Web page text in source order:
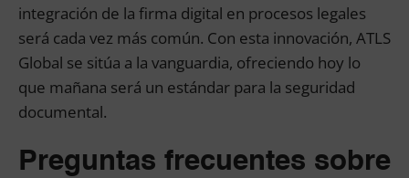
integración de la firma digital en procesos legales
será cada vez más común. Con esta innovación, ATLS
Global se sitúa a la vanguardia, ofreciendo hoy lo
que mañana será un estándar para la seguridad
documental.
Preguntas frecuentes sobre